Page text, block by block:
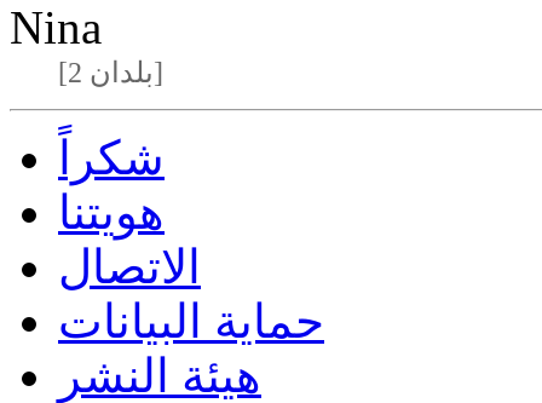
Nina
[2 بلدان]
شكراً
هويتنا
الاتصال
حماية البيانات
هيئة النشر